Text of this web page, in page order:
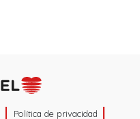
Política de privacidad